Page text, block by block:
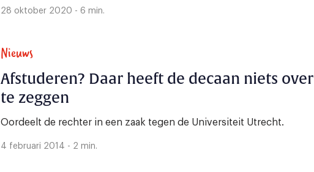
28 oktober 2020 - 6 min.
Nieuws
Afstuderen? Daar heeft de decaan niets over
te zeggen
Oordeelt de rechter in een zaak tegen de Universiteit Utrecht.
4 februari 2014 - 2 min.